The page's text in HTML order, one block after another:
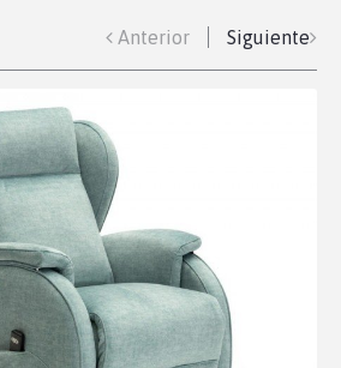
Anterior Siguiente